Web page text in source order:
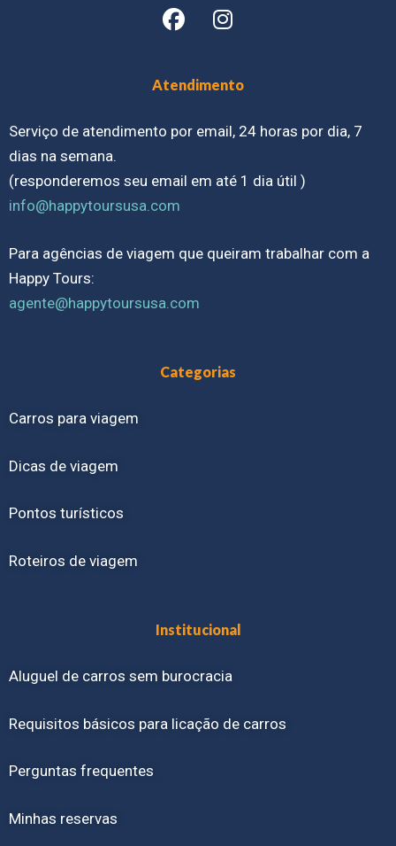
Atendimento
Serviço de atendimento por email, 24 horas por dia, 7
dias na semana.
(responderemos seu email em até 1 dia útil )
info@happytoursusa.com
Para agências de viagem que queiram trabalhar com a
Happy Tours:
agente@happytoursusa.com
Categorias
Carros para viagem
Dicas de viagem
Pontos turísticos
Roteiros de viagem
Institucional
Aluguel de carros sem burocracia
Requisitos básicos para licação de carros
Perguntas frequentes
Minhas reservas